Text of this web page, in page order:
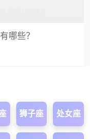
哪些？
狮子座 处女座